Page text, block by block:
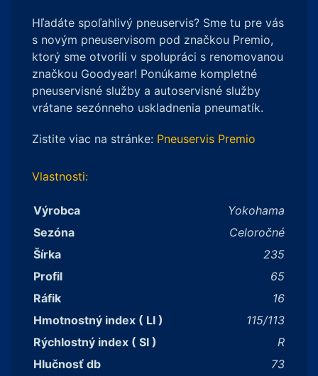
RY61
C
235/65
R16
115/113R
Hľadáte spoľahlivý pneuservis? Sme tu pre vás
s novým pneuservisom pod značkou Premio,
ktorý sme otvorili v spolupráci s renomovanou
značkou Goodyear! Ponúkame kompletné
pneuservisné služby a autoservisné služby
vrátane sezónneho uskladnenia pneumatík.
Zistite viac na stránke: Pneuservis Premio
Vlastnosti:
Výrobca
Yokohama
Sezóna
Celoročné
Šírka
235
Profil
65
Ráfik
16
Hmotnostný index ( LI )
115/113
Rýchlostný index ( SI )
R
Hlučnosť db
73